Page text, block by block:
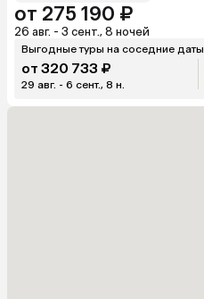
от 275 190 ₽
26 авг. - 3 сент., 8 ночей
Выгодные туры на соседние даты
от 320 733 ₽
29 авг. - 6 сент., 8 н.